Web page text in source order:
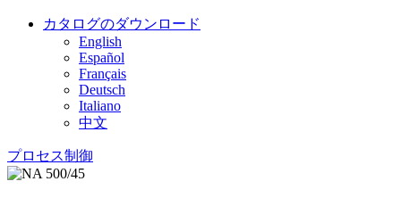
カタログのダウンロード
English
Español
Français
Deutsch
Italiano
中文
プロセス制御